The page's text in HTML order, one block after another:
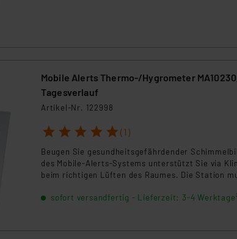
Mobile Alerts Thermo-/Hygrometer
Tagesverlauf
Artikel-Nr. 122998
1 2 3 4 5 (1)
Beugen Sie gesundheitsgefährdender
des Mobile-Alerts-Systems unterstützt Sie via
beim richtigen Lüften des Raumes. Die Station
sofort versandfertig - Lieferzeit: 3-4